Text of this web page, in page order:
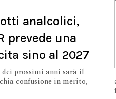
analcolici,
prevede una
sino al 2027
prossimi anni sarà il
confusione in merito,